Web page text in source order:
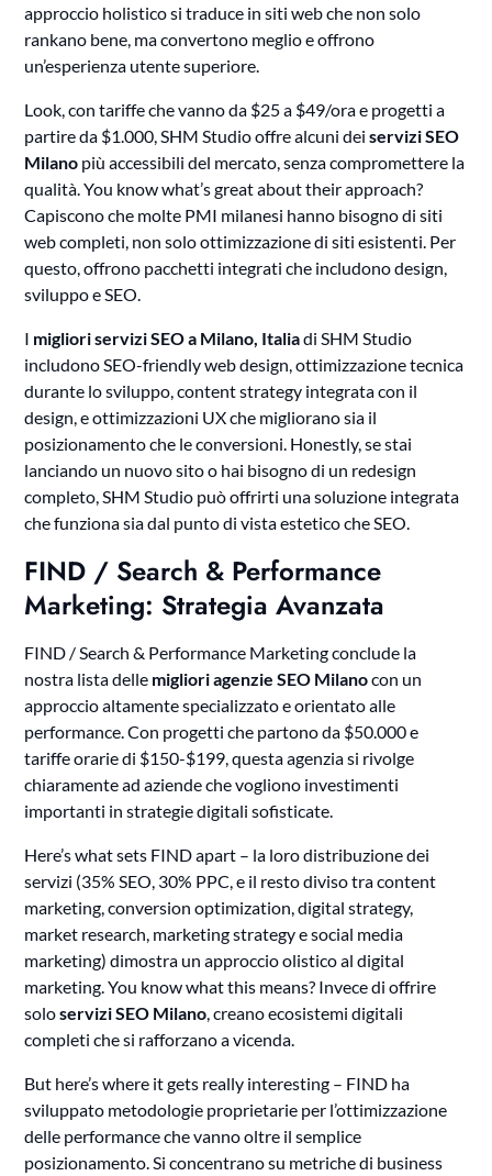
approccio holistico si traduce in siti web che non solo
rankano bene, ma convertono meglio e offrono
un’esperienza utente superiore.
Look, con tariffe che vanno da $25 a $49/ora e progetti a
partire da $1.000, SHM Studio offre alcuni deiservizi SEO
Milano più accessibili del mercato, senza compromettere la
qualità. You know what’s great about their approach?
Capiscono che molte PMI milanesi hanno bisogno di siti
web completi, non solo ottimizzazione di siti esistenti. Per
questo, offrono pacchetti integrati che includono design,
sviluppo e SEO.
I migliori servizi SEO a Milano, Italiadi SHM Studio
includono SEO-friendly web design, ottimizzazione tecnica
durante lo sviluppo, content strategy integrata con il
design, e ottimizzazioni UX che migliorano sia il
posizionamento che le conversioni. Honestly, se stai
lanciando un nuovo sito o hai bisogno di un redesign
completo, SHM Studio può offrirti una soluzione integrata
che funziona sia dal punto di vista estetico che SEO.
FIND / Search & Performance
Marketing: Strategia Avanzata
FIND / Search & Performance Marketing conclude la
nostra lista delle migliori agenzie SEO Milanocon un
approccio altamente specializzato e orientato alle
performance. Con progetti che partono da $50.000 e
tariffe orarie di $150-$199, questa agenzia si rivolge
chiaramente ad aziende che vogliono investimenti
importanti in strategie digitali sofisticate.
Here’s what sets FIND apart – la loro distribuzione dei
servizi (35% SEO, 30% PPC, e il resto diviso tra content
marketing, conversion optimization, digital strategy,
market research, marketing strategy e social media
marketing) dimostra un approccio olistico al digital
marketing. You know what this means? Invece di offrire
soloservizi SEO Milano , creano ecosistemi digitali
completi che si rafforzano a vicenda.
But here’s where it gets really interesting – FIND ha
sviluppato metodologie proprietarie per l’ottimizzazione
delle performance che vanno oltre il semplice
posizionamento. Si concentrano su metriche di business